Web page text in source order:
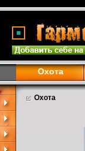
Охота
Охота